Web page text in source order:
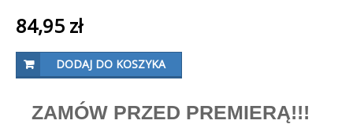
84,95 zł
DODAJ DO KOSZYKA
ZAMÓW PRZED PREMIERĄ!!!